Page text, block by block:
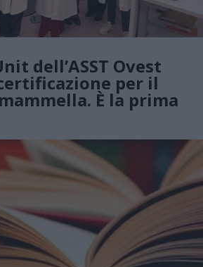
dell’ASST Ovest
per il
È la prima